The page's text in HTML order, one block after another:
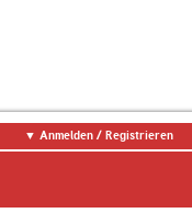
Anmelden / Registrieren